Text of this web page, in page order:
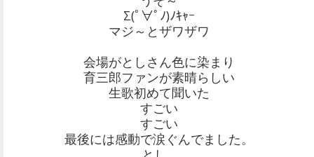
Σ(ﾟ∀ﾟﾉ)ﾉｷｬｰ
マジ～とザワザワ
会場がとしさん色に染まり
育三郎ファンが素晴らしい
生歌初めて聞いた
すごい
すごい
最後には感動で涙ぐんでました。